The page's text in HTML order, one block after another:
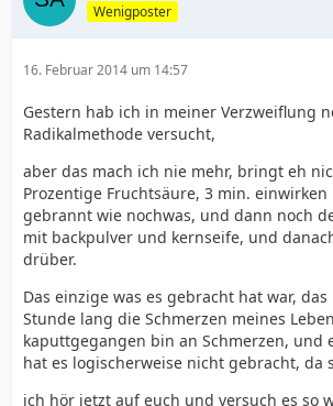
Wenigposter
16. Februar 2014 um 14:57
Gestern hab ich in meiner Verzweiflung
Radikalmethode versucht,
aber das mach ich nie mehr, bringt eh
Prozentige Fruchtsäure, 3 min. einwirken
gebrannt wie nochwas, und dann noch
mit backpulver und kernseife, und
drüber.
Das einzige was es gebracht hat war,
Stunde lang die Schmerzen meines
kaputtgegangen bin an Schmerzen, und
hat es logischerweise nicht gebracht, da
ich hör jetzt auf euch und versuch es so